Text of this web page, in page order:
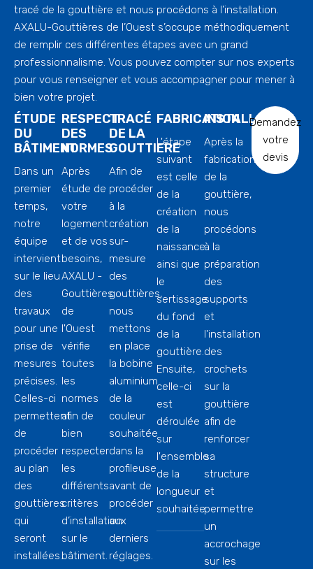
tracé de la gouttière et nous procédons à l’installation.
AXALU-Gouttières de l’Ouest s’occupe méthodiquement
de remplir ces différentes étapes avec un grand
professionnalisme. Vous pouvez compter sur nos experts
pour vous renseigner et vous accompagner pour mener à
bien votre projet.
ÉTUDE
DU
BÂTIMENT
Dans un
premier
temps,
notre
équipe
intervient
sur le lieu
des
travaux
pour une
prise de
mesures
précises.
Celles-ci
permettent
de
procéder
au plan
des
gouttières
qui
seront
installées.
RESPECT
DES
NORMES
Après
étude de
votre
logement
et de vos
besoins,
AXALU -
Gouttières
de
l'Ouest
vérifie
toutes
les
normes
afin de
bien
respecter
les
différents
critères
d’installation
sur le
bâtiment.
TRACÉ
DE LA
GOUTTIERE
Afin de
procéder
à la
création
sur-
mesure
des
gouttières,
nous
mettons
en place
la bobine
aluminium
de la
couleur
souhaitée
dans la
profileuse
avant de
procéder
aux
derniers
réglages.
FABRICATION
L'étape
suivant
est celle
de la
création
de la
naissance
ainsi que
le
sertissage
du fond
de la
gouttière.
Ensuite,
celle-ci
est
déroulée
sur
l'ensemble
de la
longueur
souhaitée.
INSTALLATION
Après la
fabrication
de la
gouttière,
nous
procédons
à la
préparation
des
supports
et
l'installation
des
crochets
sur la
gouttière
afin de
renforcer
sa
structure
et
permettre
un
accrochage
sur les
Demandez
votre
devis